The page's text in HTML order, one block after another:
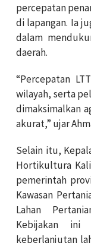
percepatan
di lapangan. Ia
dalam
daerah.
“Percepatan
wilayah, serta
dimaksimalkan
akurat,” ujar
Selain itu,
Hortikultura
pemerintah
Kawasan
Lahan
Kebijakan ini
keberlanjutan